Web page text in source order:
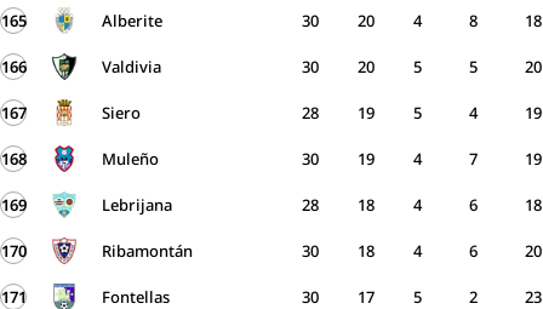
165 Alberite 30 4 8 18
20
166 Valdivia 30 5 5 20
20
167 Siero 28 5 4 19
19
168 Muleño 30 4 7 19
19
169 Lebrijana 28 4 6 18
18
170 Ribamontán 30 4 6 20
18
171 Fontellas 30 5 2 23
17